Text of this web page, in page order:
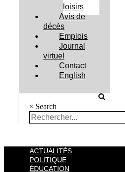
loisirs
Avis de
décès
Emplois
Journal
virtuel
Contact
English
× Search
ACTUALITÉS
POLITIQUE
ÉDUCATION